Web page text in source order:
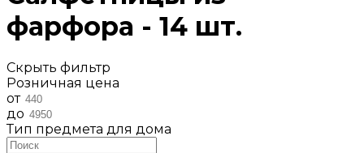
фарфора - 14 шт.
Скрыть фильтр
Розничная цена
от
до
Тип предмета для дома